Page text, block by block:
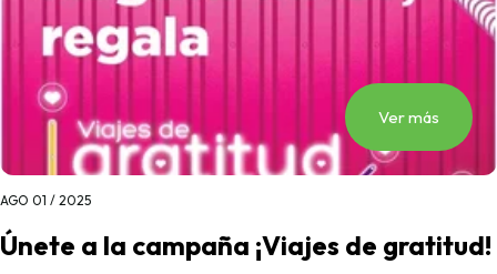
Ver más
AGO 01 / 2025
Únete a la campaña ¡Viajes de gratitud!